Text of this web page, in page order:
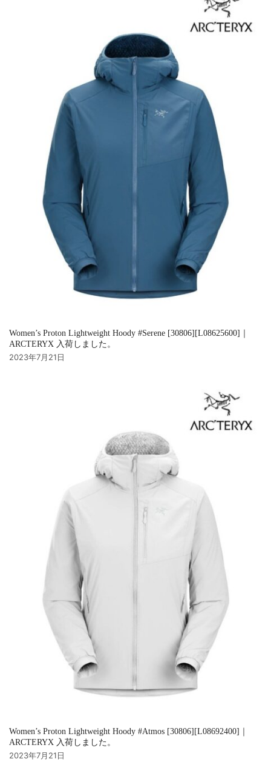
Women’s Proton Lightweight Hoody #Serene [30806][L08625600]｜
ARCTERYX 入荷しました。
2023年7月21日
Women’s Proton Lightweight Hoody #Atmos [30806][L08692400]｜
ARCTERYX 入荷しました。
2023年7月21日